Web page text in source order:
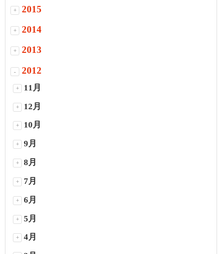
+ 2015
+ 2014
+ 2013
- 2012
+ 11月
+ 12月
+ 10月
+ 9月
+ 8月
+ 7月
+ 6月
+ 5月
+ 4月